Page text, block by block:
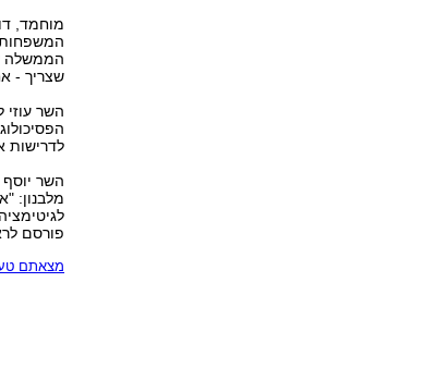
מוחמד,
הממשלה
שצריך -
השר
לדרישות
השר
מלבנון:
לגיטימציה לבנונית
פורסם לראשונה
מצאתם